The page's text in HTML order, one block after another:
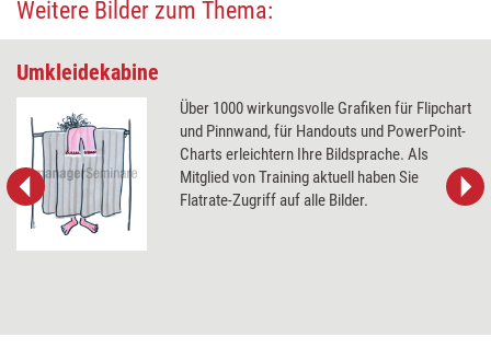
Weitere Bilder zum Thema:
Umkleidekabine
Über 1000 wirkungsvolle Grafiken für Flipchart
und Pinnwand, für Handouts und PowerPoint-
Charts erleichtern Ihre Bildsprache. Als
Mitglied von Training aktuell haben Sie
Flatrate-Zugriff auf alle Bilder.